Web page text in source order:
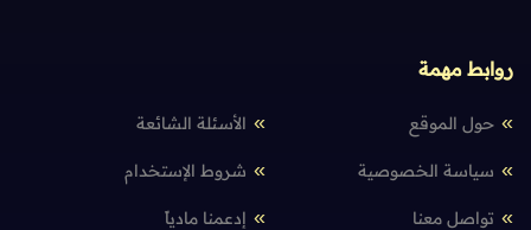
روابط مهمة
حول الموقع الأسئلة الشائعة
سياسة الخصوصية شروط الإستخدام
تواصل معنا إدعمنا مادياً